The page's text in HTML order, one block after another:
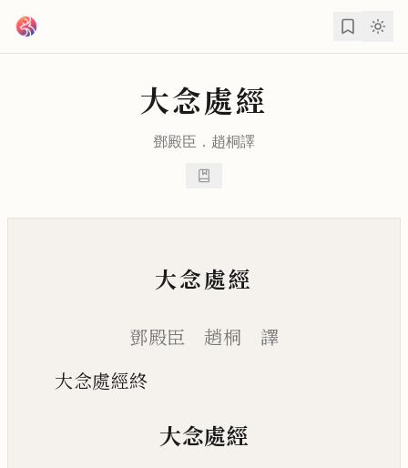
大念處經
鄧殿臣 ． 趙桐譯
大念處經
鄧殿臣 趙桐 譯
大念處經終
大念處經